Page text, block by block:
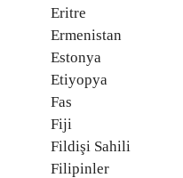
Eritre
Ermenistan
Estonya
Etiyopya
Fas
Fiji
Fildişi Sahili
Filipinler